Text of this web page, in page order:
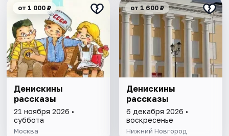
от 1 000 ₽
Денискины
рассказы
21 ноября 2026 •
суббота
Москва
от 1 600 ₽
Денискины
рассказы
6 декабря 2026 •
воскресенье
Нижний Новгород